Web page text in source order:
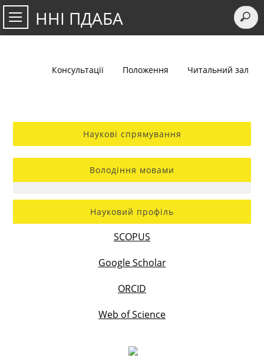
ННІ ПДАБА
Консультації Положення Читальний зал
Наукові спрямування
Володіння мовами
Науковий профіль
SCOPUS
Google Scholar
ORCID
Web of Science